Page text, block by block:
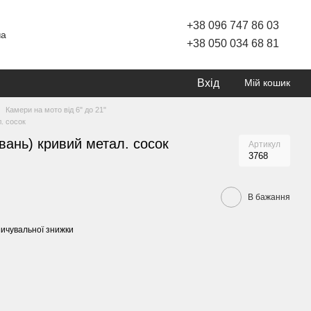
+38 096 747 86 03
+38 050 034 68 81
Вхід Мій кошик
Камери на мото від 6" до 21"
сосок
кривий метал. сосок Артикул
3768
В бажання
знижки